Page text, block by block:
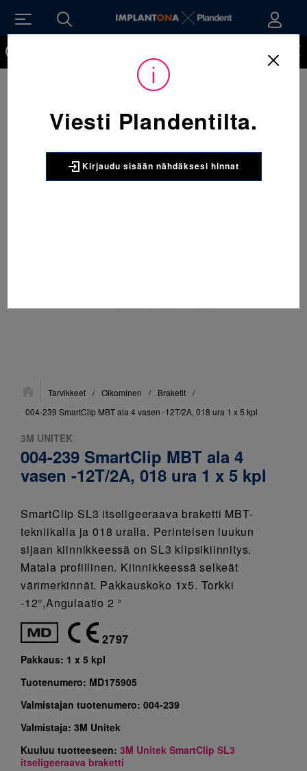
Sijainti:Tarvikkeet / Oikominen / Braketit /
004-239 SmartClip MBT ala 4 vasen -12T/2A, 018 ura 1 x 5 kpl
3M UNITEK
004-239 SmartClip MBT ala 4
vasen -12T/2A, 018 ura 1 x 5 kpl
SmartClip SL3 itseligeeraava braketti MBT-
tekniikalla ja 018 uralla. Perinteisen luukun
sijaan kiinnikkeessä on SL3 klipsikiinnitys.
Matala profiilinen. Kiinnikkeessä selkeät
värimerkinnät. Pakkauskoko 1x5. Torkki
-12°,Angulaatio 2 °
2797
Pakkaus: 1 x 5 kpl
Tuotenumero: MD175905
Valmistajan tuotenumero: 004-239
Valmistaja: 3M Unitek
Kuuluu tuotteeseen: 3M Unitek SmartClip SL3
itseligeeraava braketti
Viesti Plandentilta.
Kirjaudu sisään nähdäksesi hinnat